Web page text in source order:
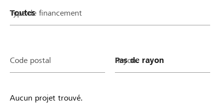
Type de financement
Code postal Rayon
Aucun projet trouvé.